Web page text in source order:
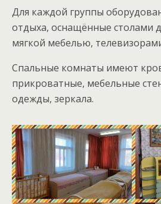
Для каждой группы
отдыха, оснащённые столами
мягкой мебелью,
Спальные комнаты имеют
прикроватные, мебельные
одежды, зеркала.